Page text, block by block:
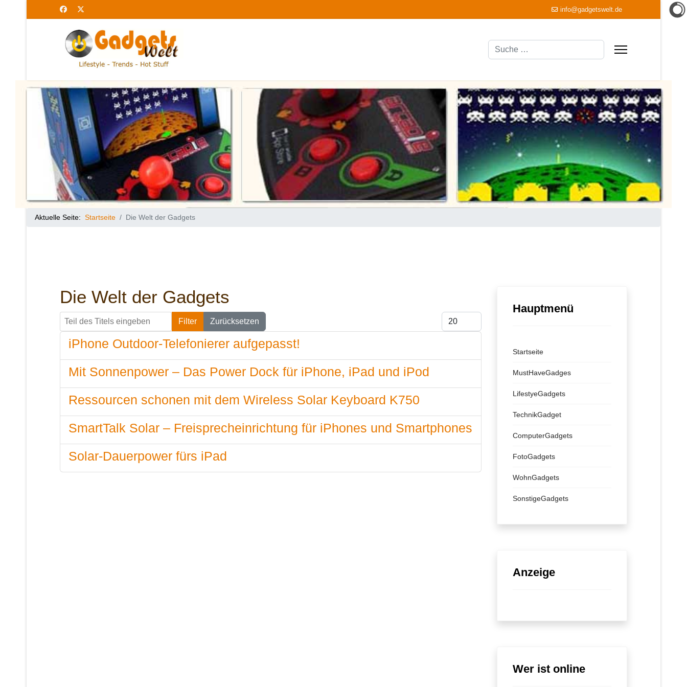
info@gadgetswelt.de
Suchen
Aktuelle Seite: Startseite Die Welt der Gadgets
Die Welt der Gadgets
Teil des Titels eingeben
Filter Zurücksetzen
Anzeige #
iPhone Outdoor-Telefonierer aufgepasst!
Mit Sonnenpower – Das Power Dock für iPhone, iPad und iPod
Ressourcen schonen mit dem Wireless Solar Keyboard K750
SmartTalk Solar – Freisprecheinrichtung für iPhones und Smartphones
Solar-Dauerpower fürs iPad
Hauptmenü
Startseite
MustHaveGadges
LifestyeGadgets
TechnikGadget
ComputerGadgets
FotoGadgets
WohnGadgets
SonstigeGadgets
Anzeige
Wer ist online